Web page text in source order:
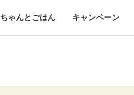
ちゃんとごはん キャンペーン